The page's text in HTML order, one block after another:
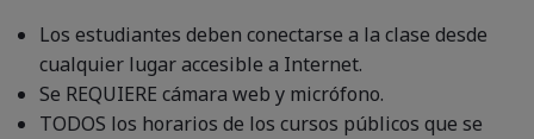
Los estudiantes deben conectarse a la clase desde
cualquier lugar accesible a Internet.
Se REQUIERE cámara web y micrófono.
TODOS los horarios de los cursos públicos que se